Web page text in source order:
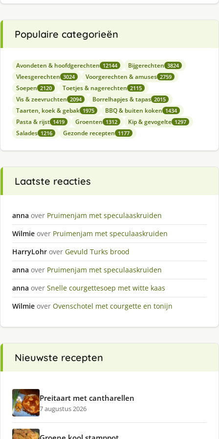
Populaire categorieën
Avondeten & hoofdgerechten 12144 Bijgerechten 3824
Vleesgerechten 3024 Voorgerechten & amuses 2759
Soepen 2120 Toetjes & nagerechten 2115
Vis & zeevruchten 2094 Borrelhapjes & tapas 2015
Taarten, koek & gebak 1975 BBQ & buiten koken 1434
Pasta & rijst 1419 Groenten 1312 Kip & gevogelte 1297
Salades 1216 Gezonde recepten 1177
Laatste reacties
anna over Pruimenjam met speculaaskruiden
Wilmie over Pruimenjam met speculaaskruiden
HarryLohr over Gevuld Turks brood
anna over Pruimenjam met speculaaskruiden
anna over Snelle courgettesoep met witte kaas
Wilmie over Ovenschotel met courgette en tonijn
Nieuwste recepten
Preitaart met cantharellen
7 augustus 2026